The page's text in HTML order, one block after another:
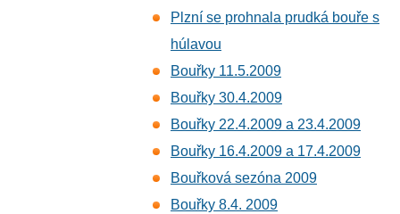
Plzní se prohnala prudká bouře s
húlavou
Bouřky 11.5.2009
Bouřky 30.4.2009
Bouřky 22.4.2009 a 23.4.2009
Bouřky 16.4.2009 a 17.4.2009
Bouřková sezóna 2009
Bouřky 8.4. 2009